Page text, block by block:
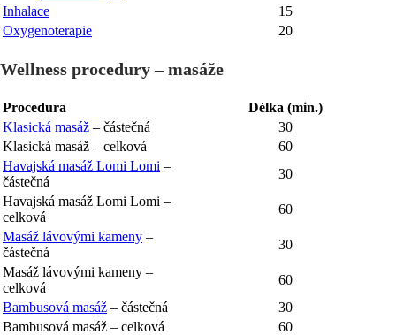
Inhalace
15
Oxygenoterapie
20
Wellness procedury – masáže
Procedura
Délka (min.)
Klasická masáž – částečná
30
Klasická masáž – celková
60
Havajská masáž Lomi Lomi –
částečná
30
Havajská masáž Lomi Lomi –
celková
60
Masáž lávovými kameny –
částečná
30
Masáž lávovými kameny –
celková
60
Bambusová masáž – částečná
30
Bambusová masáž – celková
60